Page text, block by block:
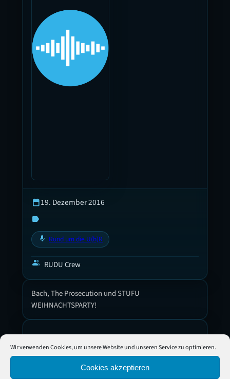
Wir verwenden Cookies, um unsere Website und unseren Service zu optimieren.
Cookies akzeptieren
Bach, The Prosecution und STUFU
WEIHNACHTSPARTY!
Kommentar schreiben
calendar_today19. Dezember 2016
label
mic Rund um die U(h)R
group RUDU Crew